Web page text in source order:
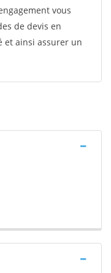
vous
de devis en
et ainsi assurer un